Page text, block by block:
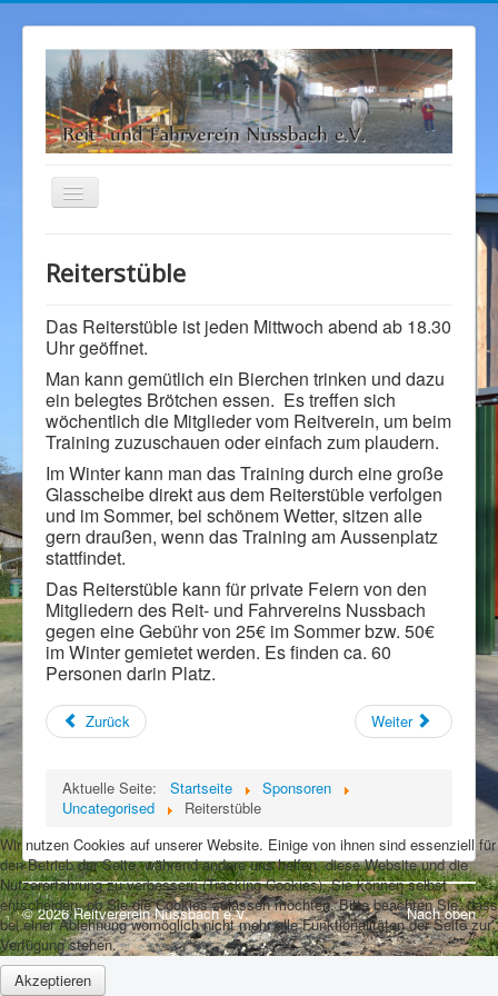
Navigation
Aktuelles
Sponsoren
Bilder
Angebot
Kontakt
Über uns
Impressum
Reiterstüble
Das Reiterstüble ist jeden Mittwoch abend ab 18.30
Uhr geöffnet.
Man kann gemütlich ein Bierchen trinken und dazu
ein belegtes Brötchen essen. Es treffen sich
wöchentlich die Mitglieder vom Reitverein, um beim
Training zuzuschauen oder einfach zum plaudern.
Im Winter kann man das Training durch eine große
Glasscheibe direkt aus dem Reiterstüble verfolgen
und im Sommer, bei schönem Wetter, sitzen alle
gern draußen, wenn das Training am Aussenplatz
stattfindet.
Das Reiterstüble kann für private Feiern von den
Mitgliedern des Reit- und Fahrvereins Nussbach
gegen eine Gebühr von 25€ im Sommer bzw. 50€
im Winter gemietet werden. Es finden ca. 60
Personen darin Platz.
Zurück Weiter
Aktuelle Seite: Startseite
Sponsoren
Uncategorised
Reiterstüble
Nach oben
© 2026 Reitvererein Nussbach e.V.
Wir nutzen Cookies auf unserer Website. Einige von ihnen sind essenziell für
den Betrieb der Seite, während andere uns helfen, diese Website und die
Nutzererfahrung zu verbessern (Tracking Cookies). Sie können selbst
entscheiden, ob Sie die Cookies zulassen möchten. Bitte beachten Sie, dass
bei einer Ablehnung womöglich nicht mehr alle Funktionalitäten der Seite zur
Verfügung stehen.
Akzeptieren